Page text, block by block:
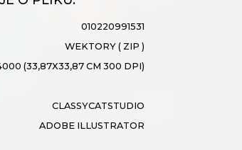
010220991531
WEKTORY ( ZIP )
(33,87X33,87 CM 300 DPI)
CLASSYCATSTUDIO
ADOBE ILLUSTRATOR